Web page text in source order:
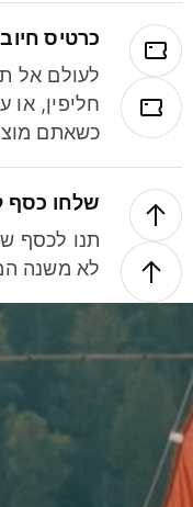
כרטיס
לעולם אל
חליפין, או
כשאתם
שלחו כסף
תנו לכסף
לא משנה